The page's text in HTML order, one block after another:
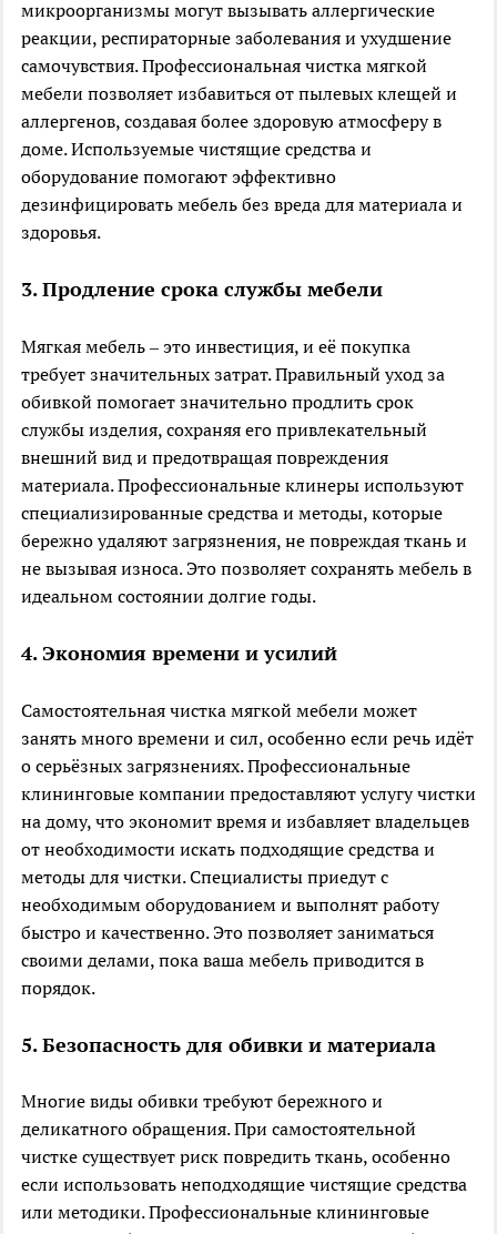
микроорганизмы могут вызывать аллергические
реакции, респираторные заболевания и ухудшение
самочувствия. Профессиональная чистка мягкой
мебели позволяет избавиться от пылевых клещей и
аллергенов, создавая более здоровую атмосферу в
доме. Используемые чистящие средства и
оборудование помогают эффективно
дезинфицировать мебель без вреда для материала и
здоровья.
3. Продление срока службы мебели
Мягкая мебель – это инвестиция, и её покупка
требует значительных затрат. Правильный уход за
обивкой помогает значительно продлить срок
службы изделия, сохраняя его привлекательный
внешний вид и предотвращая повреждения
материала. Профессиональные клинеры используют
специализированные средства и методы, которые
бережно удаляют загрязнения, не повреждая ткань и
не вызывая износа. Это позволяет сохранять мебель в
идеальном состоянии долгие годы.
4. Экономия времени и усилий
Самостоятельная чистка мягкой мебели может
занять много времени и сил, особенно если речь идёт
о серьёзных загрязнениях. Профессиональные
клининговые компании предоставляют услугу чистки
на дому, что экономит время и избавляет владельцев
от необходимости искать подходящие средства и
методы для чистки. Специалисты приедут с
необходимым оборудованием и выполнят работу
быстро и качественно. Это позволяет заниматься
своими делами, пока ваша мебель приводится в
порядок.
5. Безопасность для обивки и материала
Многие виды обивки требуют бережного и
деликатного обращения. При самостоятельной
чистке существует риск повредить ткань, особенно
если использовать неподходящие чистящие средства
или методики. Профессиональные клининговые